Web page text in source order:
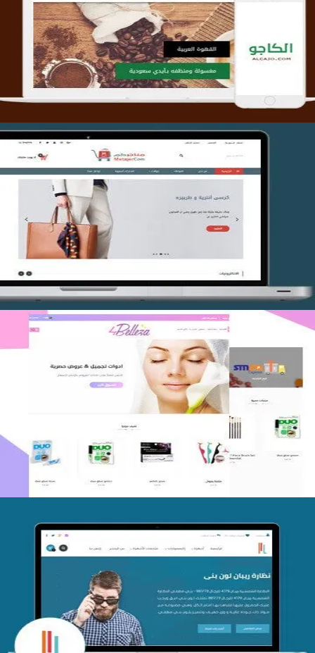
تصميم متجر الكاجو
التفاصيل
تصميم متجر متاجركم
اعادة تصميم متجر فوربليزا
التفاصيل
تصميم متجر اي كير
التفاصيل